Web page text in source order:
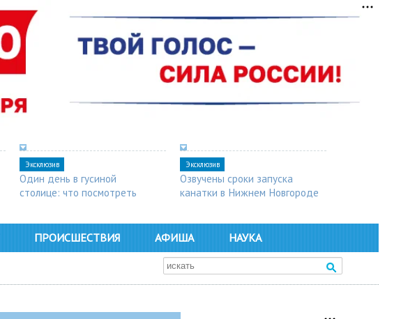
Эксклюзив
Один день в гусиной
столице: что посмотреть
Эксклюзив
Озвучены сроки запуска
канатки в Нижнем Новгороде
ПРОИСШЕСТВИЯ АФИША НАУКА